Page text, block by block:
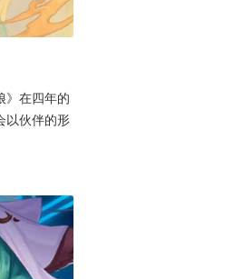
》在四年的
以伙伴的形